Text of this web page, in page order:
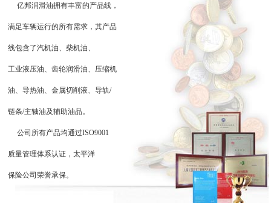
亿邦润滑油拥有丰富的产品线，
满足车辆运行的所有需求，其产品
线包含了汽机油、柴机油、
工业液压油、齿轮润滑油、压缩机
油、导热油、金属切削液、导轨/
链条/主轴油及辅助油品。
公司所有产品均通过ISO9001
质量管理体系认证，太平洋
保险公司荣誉承保。